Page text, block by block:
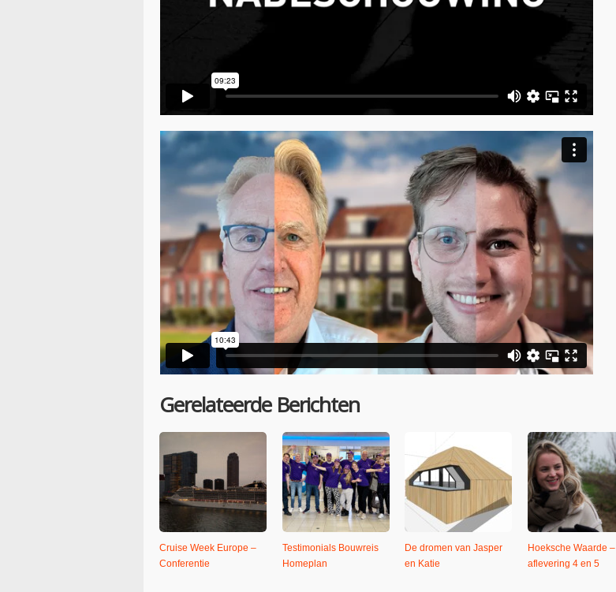
Gerelateerde Berichten
Cruise Week Europe –
Conferentie
Testimonials Bouwreis
Homeplan
De dromen van Jasper
en Katie
Hoeksche Waarde –
aflevering 4 en 5